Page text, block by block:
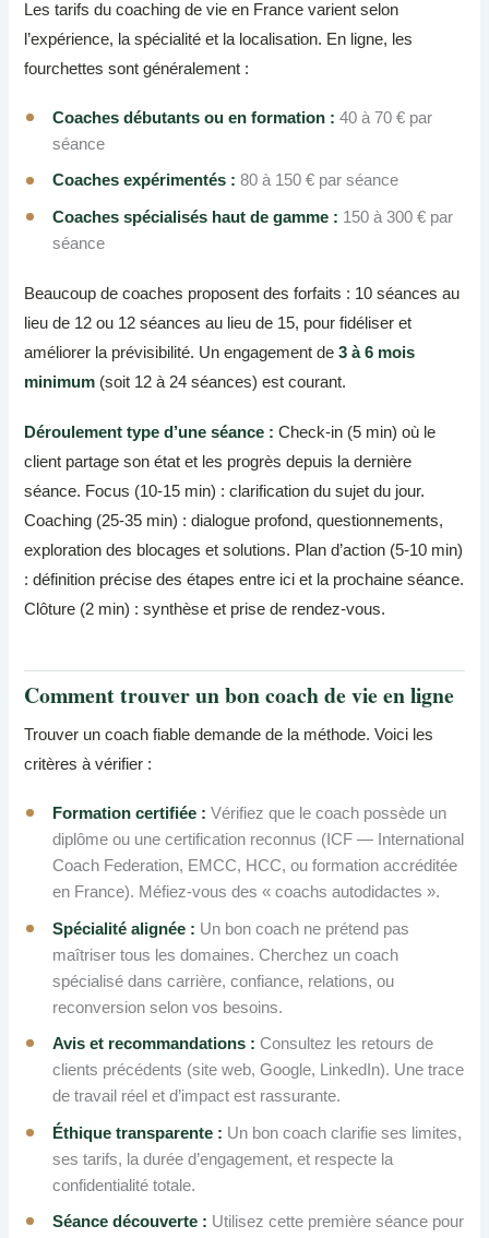
Les tarifs du coaching de vie en France varient selon
l’expérience, la spécialité et la localisation. En ligne, les
fourchettes sont généralement :
Coaches débutants ou en formation : 40 à 70 € par
séance
Coaches expérimentés : 80 à 150 € par séance
Coaches spécialisés haut de gamme : 150 à 300 € par
séance
Beaucoup de coaches proposent des forfaits : 10 séances au
lieu de 12 ou 12 séances au lieu de 15, pour fidéliser et
améliorer la prévisibilité. Un engagement de3 à 6 mois
minimum (soit 12 à 24 séances) est courant.
Déroulement type d’une séance : Check-in (5 min) où le
client partage son état et les progrès depuis la dernière
séance. Focus (10-15 min) : clarification du sujet du jour.
Coaching (25-35 min) : dialogue profond, questionnements,
exploration des blocages et solutions. Plan d’action (5-10 min)
: définition précise des étapes entre ici et la prochaine séance.
Clôture (2 min) : synthèse et prise de rendez-vous.
Comment trouver un bon coach de vie en ligne
Trouver un coach fiable demande de la méthode. Voici les
critères à vérifier :
Formation certifiée : Vérifiez que le coach possède un
diplôme ou une certification reconnus (ICF — International
Coach Federation, EMCC, HCC, ou formation accréditée
en France). Méfiez-vous des « coachs autodidactes ».
Spécialité alignée : Un bon coach ne prétend pas
maîtriser tous les domaines. Cherchez un coach
spécialisé dans carrière, confiance, relations, ou
reconversion selon vos besoins.
Avis et recommandations : Consultez les retours de
clients précédents (site web, Google, LinkedIn). Une trace
de travail réel et d’impact est rassurante.
Éthique transparente : Un bon coach clarifie ses limites,
ses tarifs, la durée d’engagement, et respecte la
confidentialité totale.
Séance découverte : Utilisez cette première séance pour